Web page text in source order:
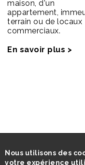
maison, d'un
appartement,
terrain ou de locaux
commerciaux.
En savoir plus >
Nous utilisons des
votre expérience